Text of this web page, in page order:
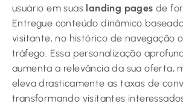
usuário em suas landing pages de
Entregue conteúdo dinâmico
visitante, no histórico de navegação
tráfego. Essa personalização
aumenta a relevância da sua oferta,
eleva drasticamente as taxas de
transformando visitantes